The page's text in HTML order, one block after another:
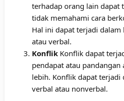
terhadap orang lain dapat
tidak memahami cara
Hal ini dapat terjadi
atau verbal.
Konflik Konflik dapat
pendapat atau pandangan
lebih. Konflik dapat terjadi
verbal atau nonverbal.